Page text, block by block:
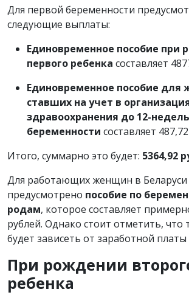
Для первой беременности
следующие выплаты:
Единовременное пособие при
первого ребенка составляет
Единовременное пособие для
ставших на учет в
здравоохранения до 12-
беременности составляет
Итого, суммарно это будет: 5364,92
Для работающих женщин в Беларуси
предусмотрено пособие по
родам, которое составляет
рублей. Однако стоит отметить, что
будет зависеть от заработной
При рождении
ребенка